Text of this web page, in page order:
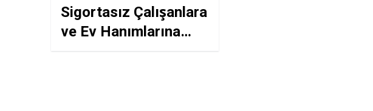
Sigortasız Çalışanlara
ve Ev Hanımlarına
Kredi Müjdesi: QNB